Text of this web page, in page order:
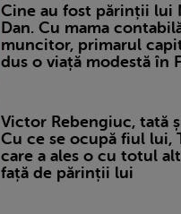
Cine au fost părinții lui
Dan. Cu mama
muncitor, primarul
dus o viață modestă în
Victor Rebengiuc, tată
Cu ce se ocupă fiul lui,
care a ales o cu totul
față de părinții lui